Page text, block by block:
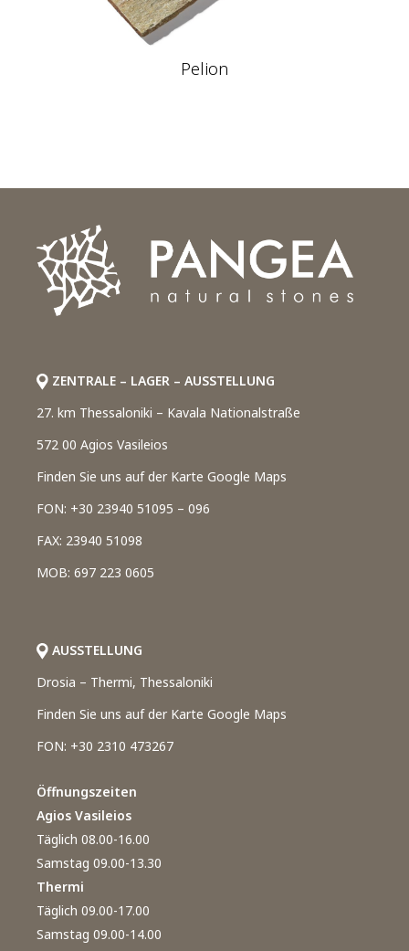
Pelion
ZENTRALE – LAGER – AUSSTELLUNG
27. km Thessaloniki – Kavala Nationalstraße
572 00 Agios Vasileios
Finden Sie uns auf der Karte Google Maps
FON: +30 23940 51095 – 096
FAX: 23940 51098
MOB: 697 223 0605
AUSSTELLUNG
Drosia – Thermi, Thessaloniki
Finden Sie uns auf der Karte Google Maps
FON: +30 2310 473267
Öffnungszeiten
Agios Vasileios
Täglich 08.00-16.00
Samstag 09.00-13.30
Thermi
Täglich 09.00-17.00
Samstag 09.00-14.00